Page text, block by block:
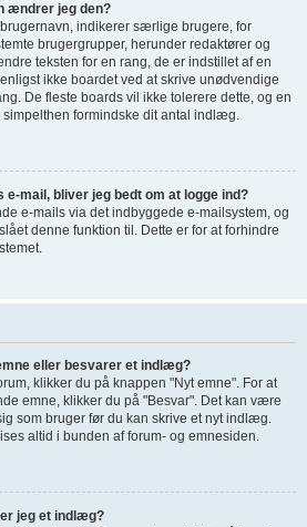
ændrer jeg den?
indikerer særlige brugere, for
brugergrupper, herunder redaktører og
teksten for en rang, de er indstillet af en
ikke boardet ved at skrive unødvendige
De fleste boards vil ikke tolerere dette, og en
formindske dit antal indlæg.
e-mail, bliver jeg bedt om at logge ind?
e-mails via det indbyggede e-mailsystem, og
denne funktion til. Dette er for at forhindre
eller besvarer et indlæg?
klikker du på knappen "Nyt emne". For at
emne, klikker du på "Besvar". Det kan være
som bruger før du kan skrive et nyt indlæg.
altid i bunden af forum- og emnesiden.
jeg et indlæg?